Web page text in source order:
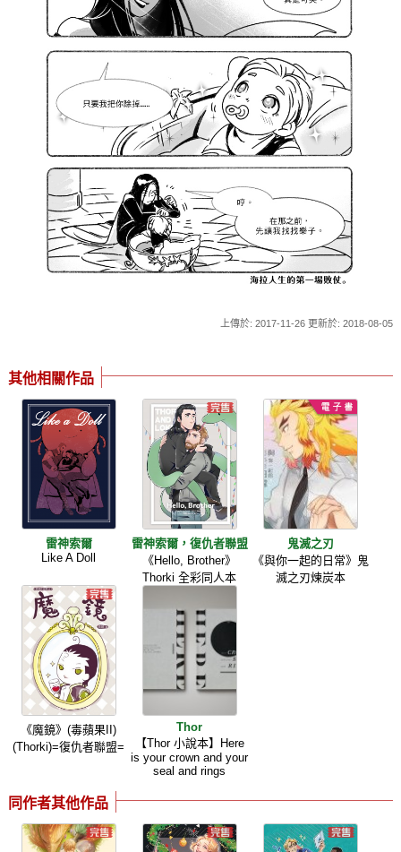
上傳於: 2017-11-26 更新於: 2018-08-05
其他相關作品
雷神索爾
Like A Doll
雷神索爾，復仇者聯盟
《Hello, Brother》
Thorki 全彩同人本
鬼滅之刃
《與你一起的日常》鬼
滅之刃煉炭本
《魔鏡》(毒蘋果II)
(Thorki)=復仇者聯盟=
Thor
【Thor 小說本】Here
is your crown and your
seal and rings
同作者其他作品